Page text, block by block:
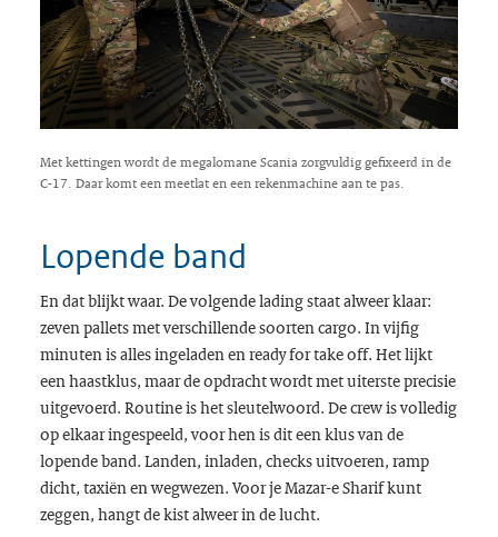
Met kettingen wordt de megalomane Scania zorgvuldig gefixeerd in de
C-17. Daar komt een meetlat en een rekenmachine aan te pas.
Lopende band
En dat blijkt waar. De volgende lading staat alweer klaar:
zeven pallets met verschillende soorten cargo. In vijfig
minuten is alles ingeladen en ready for take off. Het lijkt
een haastklus, maar de opdracht wordt met uiterste precisie
uitgevoerd. Routine is het sleutelwoord. De crew is volledig
op elkaar ingespeeld, voor hen is dit een klus van de
lopende band. Landen, inladen, checks uitvoeren, ramp
dicht, taxiën en wegwezen. Voor je Mazar-e Sharif kunt
zeggen, hangt de kist alweer in de lucht.